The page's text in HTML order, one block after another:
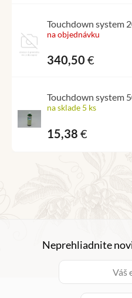
Touchdown system
na objednávku
340,50 €
Touchdown system
na sklade 5 ks
15,38 €
Neprehliadnite